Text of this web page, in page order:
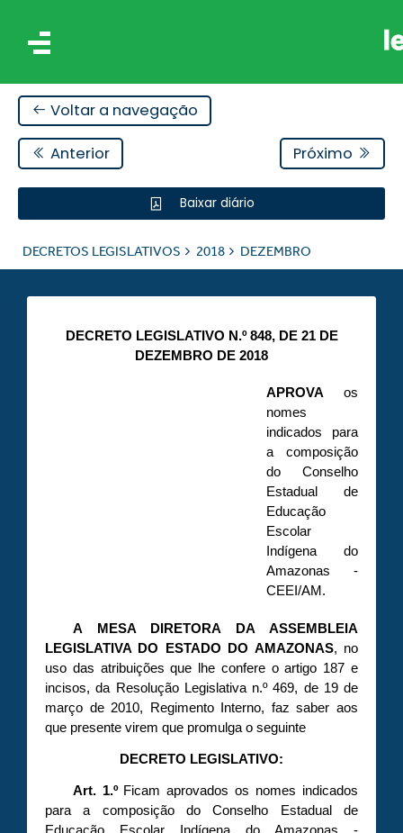
Voltar a navegação
Anterior Próximo
Baixar diário
DECRETOS LEGISLATIVOS 2018 DEZEMBRO
DECRETO LEGISLATIVO N.º 848, DE 21 DE
DEZEMBRO DE 2018
APROVAos
nomes
indicados para
a composição
do Conselho
Estadual de
Educação
Escolar
Indígena do
Amazonas -
CEEI/AM.
A MESA DIRETORA DA ASSEMBLEIA
LEGISLATIVA DO ESTADO DO AMAZONAS, no
uso das atribuições que lhe confere o artigo 187 e
incisos, da Resolução Legislativa n.º 469, de 19 de
março de 2010, Regimento Interno, faz saber aos
que presente virem que promulga o seguinte
DECRETO LEGISLATIVO:
Art. 1.ºFicam aprovados os nomes indicados
para a composição do Conselho Estadual de